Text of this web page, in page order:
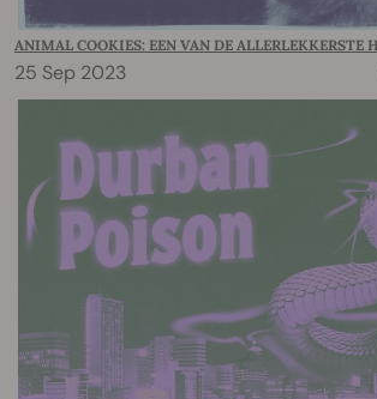
ANIMAL COOKIES: EEN VAN DE ALLERLEKKERSTE
25 Sep 2023